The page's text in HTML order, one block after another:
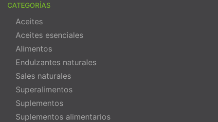
CATEGORÍAS
Aceites
Aceites esenciales
Alimentos
Endulzantes naturales
Sales naturales
Superalimentos
Suplementos
Suplementos alimentarios